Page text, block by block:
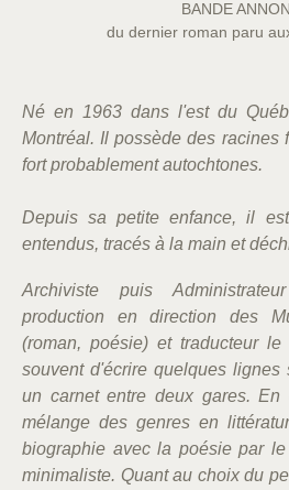
BANDE
du dernier roman paru
Né en 1963 dans l'est du
Montréal. Il possède des racines
fort probablement autochtones.
Depuis sa petite enfance, il
entendus, tracés à la main et
Archiviste puis
production en direction des
(roman, poésie) et traducteur
souvent d'écrire quelques lignes
un carnet entre deux gares.
mélange des genres en
biographie avec la poésie par
minimaliste. Quant au choix du